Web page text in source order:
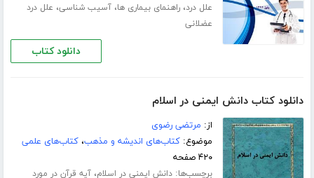
علل درد،راهنمای بیماری ها،آسیب شناسی، علل درد
عضلانی
دانلود کتاب
دانلود کتاب دانش ایمنی در اسلام
از: مرتضی رضوی
موضوع:کتاب‌های اندیشه و مذهب،کتاب‌های علمی
۴۲۰ صفحه
برچسب‌ها:دانش ایمنی در اسلام،آیه قرآن در مورد